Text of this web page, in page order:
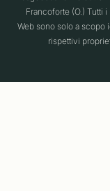
Francoforte (O.) Tutti
Web sono solo a scopo
rispettivi